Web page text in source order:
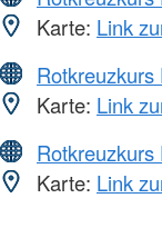
Karte: Link
Karte: Link
Karte: Link